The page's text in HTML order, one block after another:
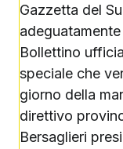
Gazzetta del
Bollettino
speciale che
giorno della
direttivo
Bersaglieri